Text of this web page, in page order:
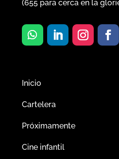
(655para cerca en la
Inicio
Cartelera
Próximamente
Cine infantil